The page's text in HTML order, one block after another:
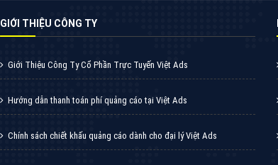
GIỚI THIỆU CÔNG TY
Giới Thiệu Công Ty Cổ Phần Trực Tuyến Việt Ads
Hướng dẫn thanh toán phí quảng cáo tại Việt Ads
Chính sách chiết khấu quảng cáo dành cho đại lý Việt Ads